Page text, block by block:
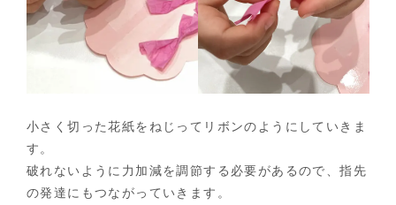
小さく切った花紙をねじってリボンのようにしていきま
す。
破れないように力加減を調節する必要があるので、指先
の発達にもつながっていきます。